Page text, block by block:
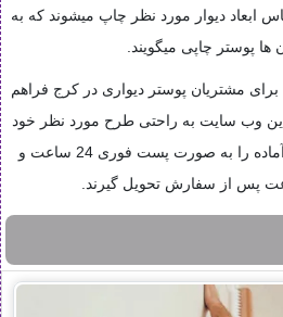
ابعاد دیوار مورد نظر چاپ میشوند که به
ها پوستر چاپی میگویند.
مشتریان پوستر دیواری در کرج فراهم
این وب سایت به راحتی طرح مورد نظر خود
را انتخاب نمایند و پوستر های آماده را به صورت پست فوری 24 ساعت و